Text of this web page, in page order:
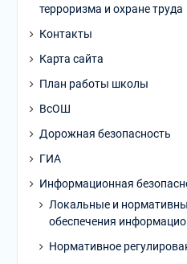
терроризма и охране труда
Контакты
Карта сайта
План работы школы
ВсОШ
Дорожная безопасность
ГИА
Информационная
Локальные и
обеспечения
Нормативное